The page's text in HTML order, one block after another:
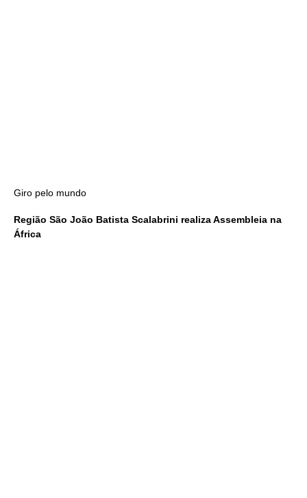
Giro pelo mundo
Região São João Batista Scalabrini realiza Assembleia na
África